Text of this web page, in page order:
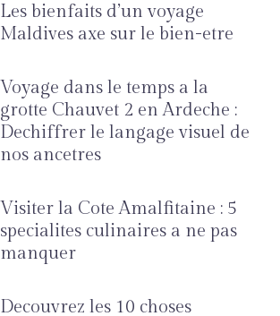
Les bienfaits d’un voyage
Maldives axe sur le bien-etre
Voyage dans le temps a la
grotte Chauvet 2 en Ardeche :
Dechiffrer le langage visuel de
nos ancetres
Visiter la Cote Amalfitaine : 5
specialites culinaires a ne pas
manquer
Decouvrez les 10 choses